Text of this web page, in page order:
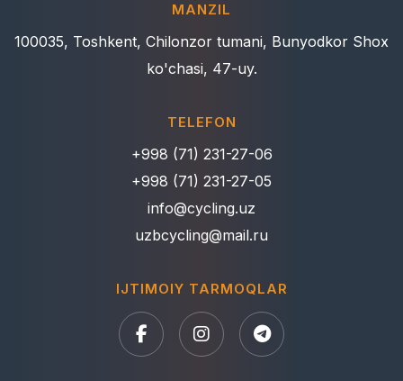
MANZIL
100035, Toshkent, Chilonzor tumani, Bunyodkor Shox
ko'chasi, 47-uy.
TELEFON
+998 (71) 231-27-06
+998 (71) 231-27-05
info@cycling.uz
uzbcycling@mail.ru
IJTIMOIY TARMOQLAR